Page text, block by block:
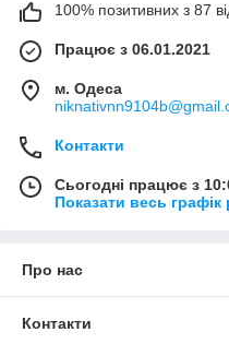
100% позитивних з 87
Працює з 06.01.2021
м. Одеса
Контакти
Сьогодні працює з
Показати весь графік
Про нас
Контакти